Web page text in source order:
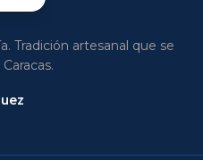
Tradición artesanal que se